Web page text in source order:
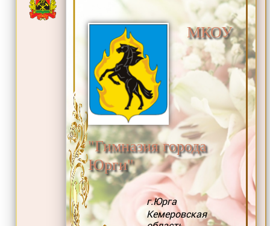
МКОУ
"Гимназия города
Юрги"
г.Юрга
Кемеровская